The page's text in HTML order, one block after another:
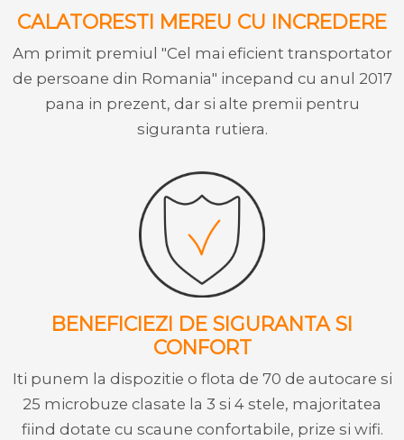
CALATORESTI MEREU CU INCREDERE
Am primit premiul "Cel mai eficient transportator
de persoane din Romania" incepand cu anul 2017
pana in prezent, dar si alte premii pentru
siguranta rutiera.
BENEFICIEZI DE SIGURANTA SI
CONFORT
Iti punem la dispozitie o flota de 70 de autocare si
25 microbuze clasate la 3 si 4 stele, majoritatea
fiind dotate cu scaune confortabile, prize si wifi.